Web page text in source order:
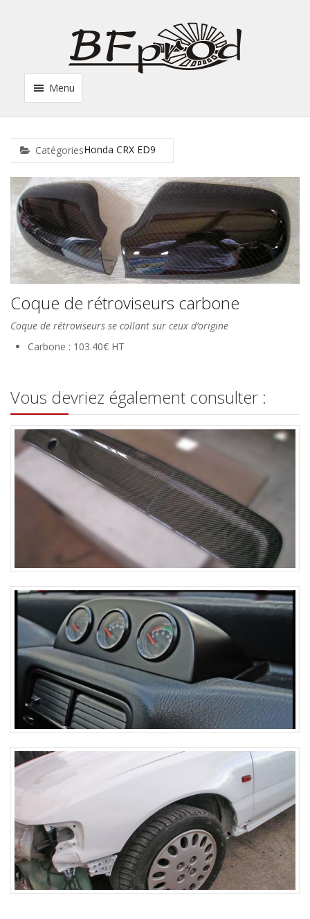
Menu
CatégoriesHonda CRX ED9
Coque de rétroviseurs carbone
Coque de rétroviseurs se collant sur ceux d’origine
Carbone : 103.40€ HT
Vous devriez également consulter :
Becquet en carbone
Support 3 manos
Aile avant type OEM